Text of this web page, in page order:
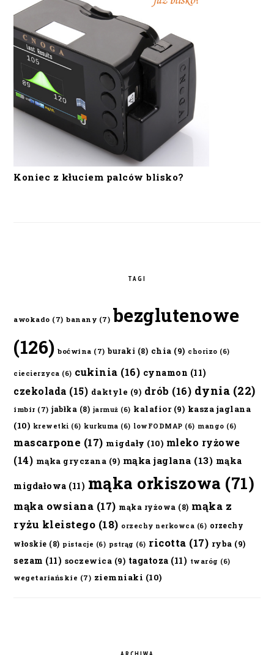
Koniec z kłuciem palców blisko?
TAGI
awokado (7) banany (7) bezglutenowe
(126) boćwina (7) buraki (8) chia (9) chorizo (6)
ciecierzyca (6) cukinia (16) cynamon (11)
czekolada (15) daktyle (9) drób (16) dynia (22)
imbir (7) jabłka (8) jarmuż (6) kalafior(9) kasza jaglana
(10) krewetki (6) kurkuma (6) lowFODMAP (6) mango (6)
mascarpone (17) migdały (10) mleko ryżowe
(14) mąka gryczana (9) mąka jaglana (13) mąka
migdałowa (11) mąka orkiszowa (71)
mąka owsiana (17) mąka ryżowa (8) mąka z
ryżu kleistego (18) orzechy nerkowca (6) orzechy
włoskie (8) pistacje (6) pstrąg (6) ricotta (17) ryba (9)
sezam (11) soczewica (9) tagatoza (11) twaróg (6)
wegetariańskie (7) ziemniaki (10)